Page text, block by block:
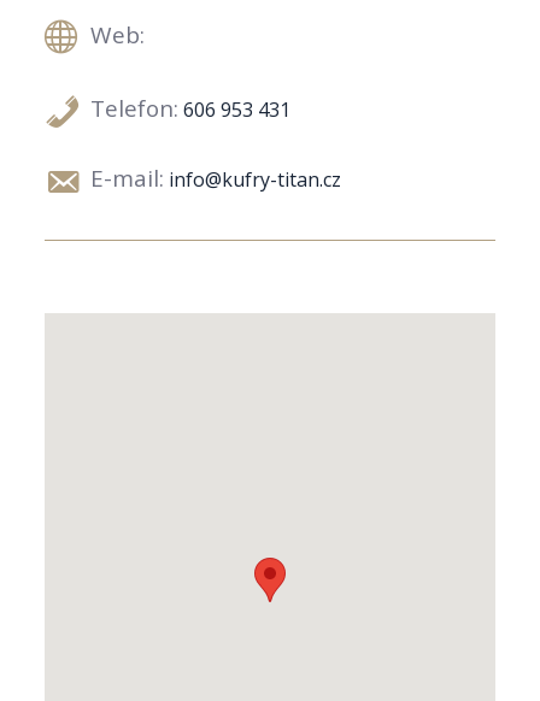
Web:
Telefon: 606 953 431
E-mail: info@kufry-titan.cz